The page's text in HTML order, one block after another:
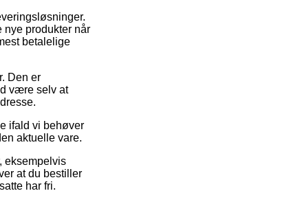
produkter når
betalelige
Den er
være selv at
ifald vi behøver
aktuelle vare.
eksempelvis
at du bestiller
har fri.